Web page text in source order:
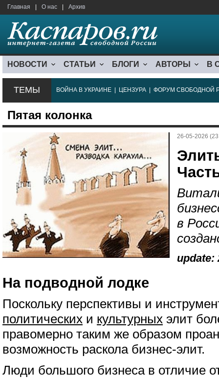
Главная О нас Архив
НОВОСТИ СТАТЬИ БЛОГИ АВТОРЫ В
ТЕМЫ ВОЙНА В УКРАИНЕ ЦЕНЗУРА ФОРУМ СВОБОДНОЙ
Пятая колонка
26-05-2026
в
update:
На подводной лодке
Поскольку перспективы и
политических и культурных элит
правомерно таким же образом
возможность раскола бизнес-элит.
Люди большого бизнеса в отличие